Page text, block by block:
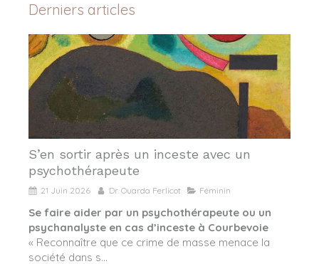
Derniers articles
S’en sortir après un inceste avec un
psychothérapeute
21 Juin 2026 Dr. Ouarda Ferlicot Féminin
Se faire aider par un psychothérapeute ou un
psychanalyste en cas d’inceste à Courbevoie
« Reconnaître que ce crime de masse menace la
société dans s...